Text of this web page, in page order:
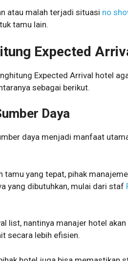
atau malah terjadi situasi no
tamu lain.
Expected
Expected Arrival hotel
sebagai berikut.
Daya
daya menjadi manfaat
tamu yang tepat, pihak
yang dibutuhkan, mulai dari staf
list, nantinya manajer hotel
secara lebih efisien.